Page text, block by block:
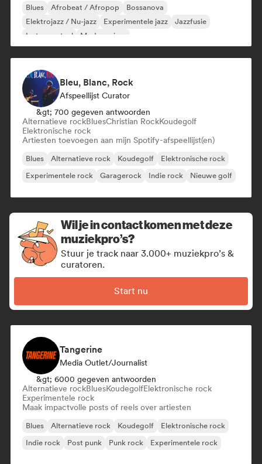
Blues Afrobeat / Afropop
Bossanova
Elektrojazz / Nu-jazz
Experimentele jazz
Jazzfusie
Instrumentaal
Moderne jazz
Bleu, Blanc, Rock
Afspeellijst Curator
&gt; 700 gegeven antwoorden
Alternatieve rockBluesChristian RockKoudegolf
Elektronische rock
Artiesten toevoegen aan mijn Spotify-afspeellijst(en)
Blues Alternatieve rock Koudegolf
Elektronische rock
Experimentele rock
Garagerock Indie rock Nieuwe golf
Wil je in contact komen met deze
muziekpro’s?
Stuur je track naar 3.000+ muziekpro’s &
curatoren.
Start nu
Tangerine
Media Outlet/Journalist
&gt; 6000 gegeven antwoorden
Alternatieve rockBluesKoudegolfElektronische rock
Experimentele rock
Maak impactvolle posts of reels over artiesten
Blues Alternatieve rock Koudegolf
Elektronische rock
Indie rock
Post punk Punk rock Experimentele rock